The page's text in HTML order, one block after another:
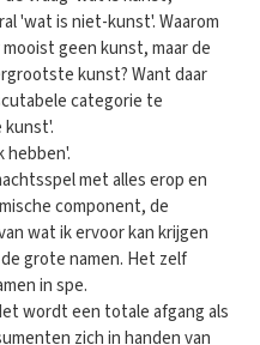
'wat is niet-kunst'. Waarom
geen kunst, maar de
kunst? Want daar
categorie te
hebben'.
met alles erop en
component, de
wat ik ervoor kan krijgen
grote namen. Het zelf
in spe.
wordt een totale afgang als
zich in handen van